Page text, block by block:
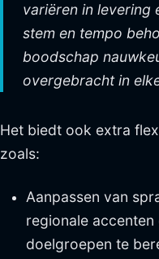
variëren in levering
stem en tempo
boodschap
overgebracht in
Het biedt ook extra
zoals:
Aanpassen van
regionale
doelgroepen te